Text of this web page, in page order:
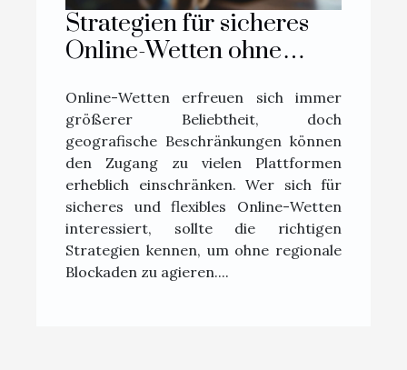
Strategien für sicheres
Online-Wetten ohne
Einschränkungen
Online-Wetten erfreuen sich immer
größerer Beliebtheit, doch
geografische Beschränkungen können
den Zugang zu vielen Plattformen
erheblich einschränken. Wer sich für
sicheres und flexibles Online-Wetten
interessiert, sollte die richtigen
Strategien kennen, um ohne regionale
Blockaden zu agieren....